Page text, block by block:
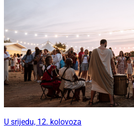
U srijedu, 12. kolovoza